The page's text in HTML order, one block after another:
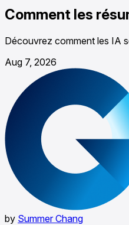
Comment les
Découvrez comment les IA
Aug 7, 2026
by Summer Chang